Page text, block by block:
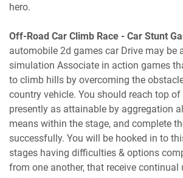
hero.
Off-Road Car Climb Race - Car Stunt
automobile 2d games car Drive may be
simulation Associate in action games
to climb hills by overcoming the
country vehicle. You should reach top
presently as attainable by aggregation
means within the stage, and complete
successfully. You will be hooked in to
stages having difficulties & options
from one another, that receive continual